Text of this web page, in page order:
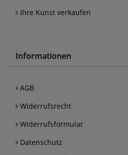
Ihre Kunst verkaufen
Informationen
AGB
Widerrufsrecht
Widerrufsformular
Datenschutz